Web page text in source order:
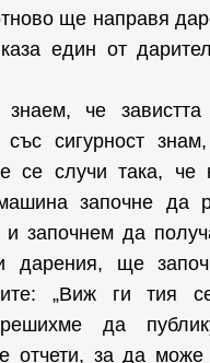
ще направя
един от
че
сигурност
се случи така, че
започне да
и започнем да
дарения, ще
„Виж ги тия
да
отчети, за да може